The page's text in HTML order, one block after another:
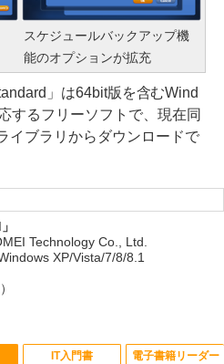
スケジュールバックアップ機
能のオプションが拡充
」は64bit版を含むWind
するフリーソフトで、現在同
イブラリからダウンロードで
Technology Co., Ltd.
XP/Vista/7/8/8.1
IT入門書 電子書籍リーダー